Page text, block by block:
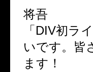
将吾
「DIV初ラ
いです。皆
ます！